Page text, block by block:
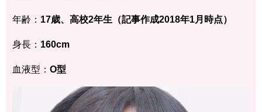
年齢： 17歳、高校2年生（記事作成2018年1月時点）
身長： 160cm
血液型： O型